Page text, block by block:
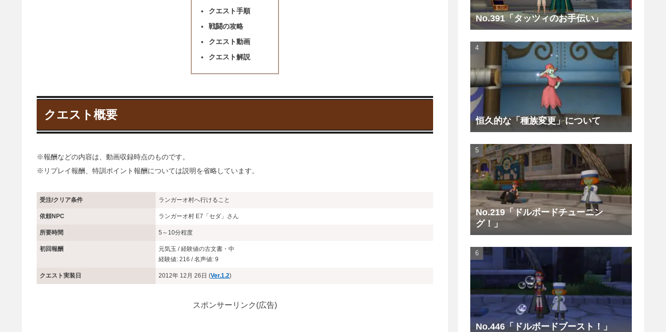
クエスト手順
戦闘の攻略
クエスト動画
クエスト解説
クエスト概要
※報酬などの内容は、動画収録時点のものです。
※リプレイ報酬、特訓ポイント報酬については説明を省略しています。
受注/クリア条件 ランガーオ村へ行けること
依頼NPC ランガーオ村 E7「セダ」さん
所要時間 5～10分程度
初回報酬
元気玉 / 経験値の古文書・中
経験値: 216 / 名声値: 9
クエスト実装日 2012年 12月 26日 (Ver.1.2)
スポンサーリンク(広告)
No.391「タッツィのお手伝い」
恒久的な「種族変更」について
No.219「ドルボードチューニン
グ！」
No.446「ドルボードブースト！」